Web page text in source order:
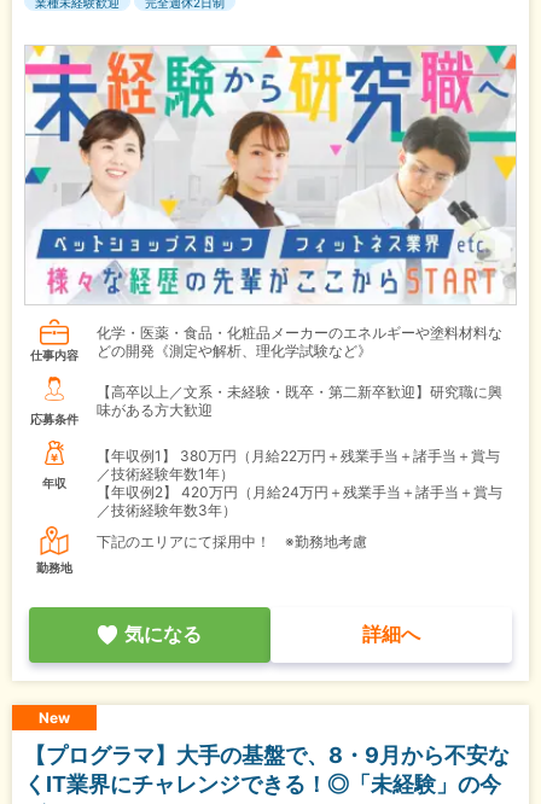
仕事内容
化学・医薬・食品・化粧品メーカーのエネルギーや塗料材料な
どの開発《測定や解析、理化学試験など》
応募条件
【高卒以上／文系・未経験・既卒・第二新卒歓迎】研究職に興
味がある方大歓迎
年収
【年収例1】
380万円（月給22万円＋残業手当＋諸手当＋賞与
／技術経験年数1年）
【年収例2】
420万円（月給24万円＋残業手当＋諸手当＋賞与
／技術経験年数3年）
勤務地
下記のエリアにて採用中！ ※勤務地考慮
気になる 詳細へ
New
【プログラマ】大手の基盤で、8・9月から不安な
くIT業界にチャレンジできる！◎「未経験」の今